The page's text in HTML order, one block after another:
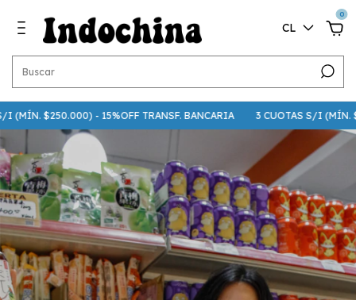
CL
0
$250.000) - 15%OFF TRANSF. BANCARIA 3 CUOTAS S/I (MÍN.